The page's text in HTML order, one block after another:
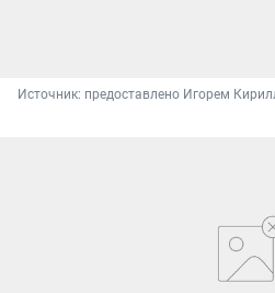
Источник: предоставлено Игорем